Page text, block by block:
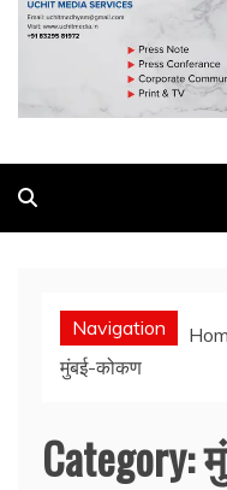
Navigation
मुंबई-कोकण
Category: